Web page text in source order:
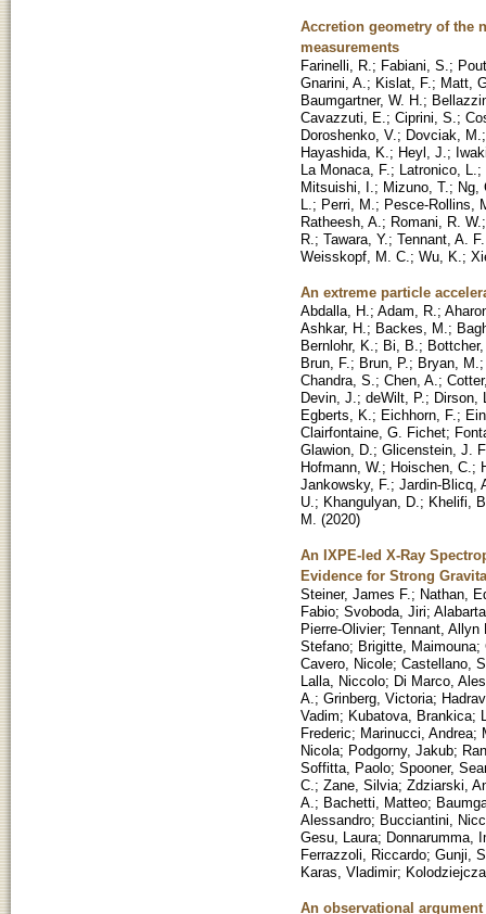
Accretion geometry of the
measurements
Farinelli, R. ; Fabiani, S. ;
Gnarini, A. ; Kislat, F. ; Matt,
Baumgartner, W. H. ;
Cavazzuti, E. ; Ciprini, S. ;
Doroshenko, V. ; Dovciak, M.
Hayashida, K. ; Heyl, J. ;
La Monaca, F. ; Latronico, L. ;
Mitsuishi, I. ; Mizuno, T. ; Ng,
L. ; Perri, M. ; Pesce-Rollins,
Ratheesh, A. ; Romani, R. W.
R. ; Tawara, Y. ; Tennant, A. F.
Weisskopf, M. C. ; Wu, K. ;
An extreme particle
Abdalla, H. ; Adam, R. ;
Ashkar, H. ; Backes, M. ;
Bernlohr, K. ; Bi, B. ;
Brun, F. ; Brun, P. ; Bryan, M.
Chandra, S. ; Chen, A. ;
Devin, J. ; deWilt, P. ; Dirson,
Egberts, K. ; Eichhorn, F. ;
Clairfontaine, G. Fichet;
Glawion, D. ; Glicenstein, J.
Hofmann, W. ; Hoischen, C. ;
Jankowsky, F. ; Jardin-Blicq,
U. ; Khangulyan, D. ; Khelifi,
M. (2020)
An IXPE-led X-Ray
Evidence for Strong
Steiner, James F. ; Nathan,
Fabio; Svoboda, Jiri;
Pierre-Olivier; Tennant, Allyn
Stefano; Brigitte, Maimouna;
Cavero, Nicole; Castellano,
Lalla, Niccolo; Di Marco,
A. ; Grinberg, Victoria;
Vadim; Kubatova, Brankica;
Frederic; Marinucci, Andrea;
Nicola; Podgorny, Jakub;
Soffitta, Paolo; Spooner,
C. ; Zane, Silvia; Zdziarski,
A. ; Bachetti, Matteo;
Alessandro; Bucciantini,
Gesu, Laura; Donnarumma,
Ferrazzoli, Riccardo; Gunji,
Karas, Vladimir;
An observational